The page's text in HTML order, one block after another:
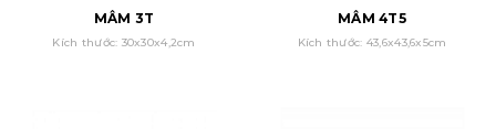
MÂM 3T
Kích thước: 30x30x4,2cm
MÂM 4T5
Kích thước: 43,6x43,6x5cm